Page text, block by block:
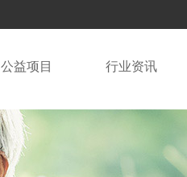
公益项目 行业资讯